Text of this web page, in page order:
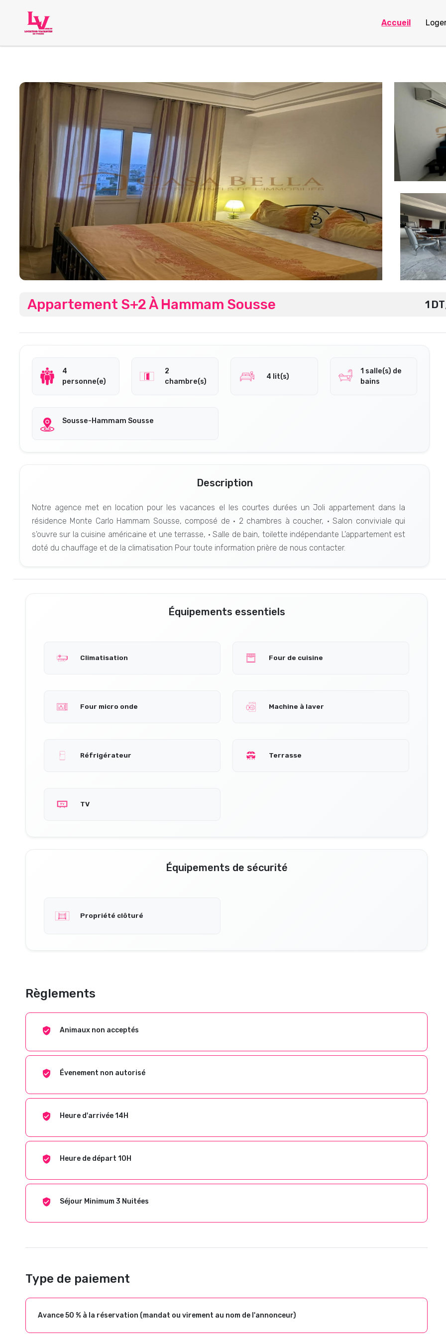
Accueil
Appartement S+2 À Hammam Sousse 1 DT
4
personne(e)
2
chambre(s)
4 lit(s)
1 salle(s) de
bains
Sousse-Hammam Sousse
Description
Notre agence met en location pour les vacances el les courtes durées un Joli appartement dans la
résidence Monte Carlo Hammam Sousse, composé de • 2 chambres à coucher, • Salon conviviale qui
s'ouvre sur la cuisine américaine et une terrasse, • Salle de bain, toilette indépendante L’appartement est
doté du chauffage et de la climatisation Pour toute information prière de nous contacter.
Équipements essentiels
Climatisation Four de cuisine
Four micro onde Machine à laver
Réfrigérateur Terrasse
TV
Équipements de sécurité
Propriété clôturé
Règlements
Animaux non acceptés
Évenement non autorisé
Heure d'arrivée 14H
Heure de départ 10H
Séjour Minimum 3 Nuitées
Type de paiement
Avance 50 % à la réservation (mandat ou virement au nom de l'annonceur)